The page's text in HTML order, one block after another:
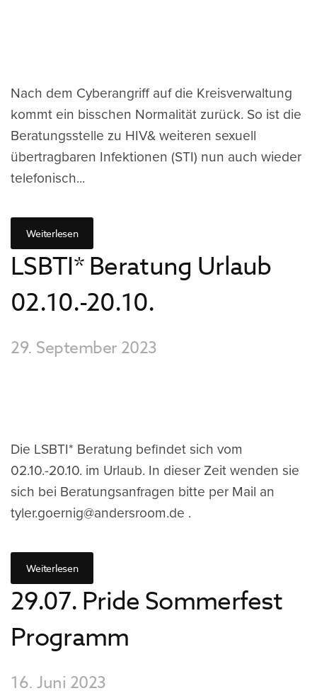
Nach dem Cyberangriff auf die Kreisverwaltung
kommt ein bisschen Normalität zurück. So ist die
Beratungsstelle zu HIV& weiteren sexuell
übertragbaren Infektionen (STI) nun auch wieder
telefonisch...
Weiterlesen
LSBTI* Beratung Urlaub
02.10.-20.10.
29. September 2023
Die LSBTI* Beratung befindet sich vom
02.10.-20.10. im Urlaub. In dieser Zeit wenden sie
sich bei Beratungsanfragen bitte per Mail an
tyler.goernig@andersroom.de .
Weiterlesen
29.07. Pride Sommerfest
Programm
16. Juni 2023